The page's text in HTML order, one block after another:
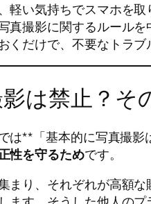
軽い気持ちでスマホを
撮影に関するルールを
くだけで、不要なトラ
は禁止？そ
は**「基本的に写真撮
性を守るためです。
まり、それぞれが高額